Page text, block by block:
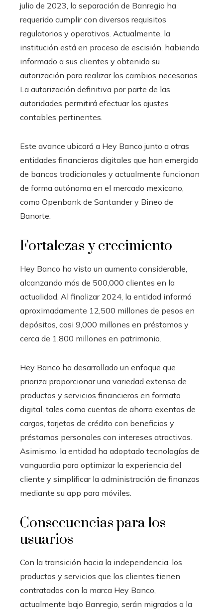
julio de 2023, la separación de Banregio ha
requerido cumplir con diversos requisitos
regulatorios y operativos. Actualmente, la
institución está en proceso de escisión, habiendo
informado a sus clientes y obtenido su
autorización para realizar los cambios necesarios.
La autorización definitiva por parte de las
autoridades permitirá efectuar los ajustes
contables pertinentes.
Este avance ubicará a Hey Banco junto a otras
entidades financieras digitales que han emergido
de bancos tradicionales y actualmente funcionan
de forma autónoma en el mercado mexicano,
como Openbank de Santander y Bineo de
Banorte.
Fortalezas y crecimiento
Hey Banco ha visto un aumento considerable,
alcanzando más de 500,000 clientes en la
actualidad. Al finalizar 2024, la entidad informó
aproximadamente 12,500 millones de pesos en
depósitos, casi 9,000 millones en préstamos y
cerca de 1,800 millones en patrimonio.
Hey Banco ha desarrollado un enfoque que
prioriza proporcionar una variedad extensa de
productos y servicios financieros en formato
digital, tales como cuentas de ahorro exentas de
cargos, tarjetas de crédito con beneficios y
préstamos personales con intereses atractivos.
Asimismo, la entidad ha adoptado tecnologías de
vanguardia para optimizar la experiencia del
cliente y simplificar la administración de finanzas
mediante su app para móviles.
Consecuencias para los
usuarios
Con la transición hacia la independencia, los
productos y servicios que los clientes tienen
contratados con la marca Hey Banco,
actualmente bajo Banregio, serán migrados a la